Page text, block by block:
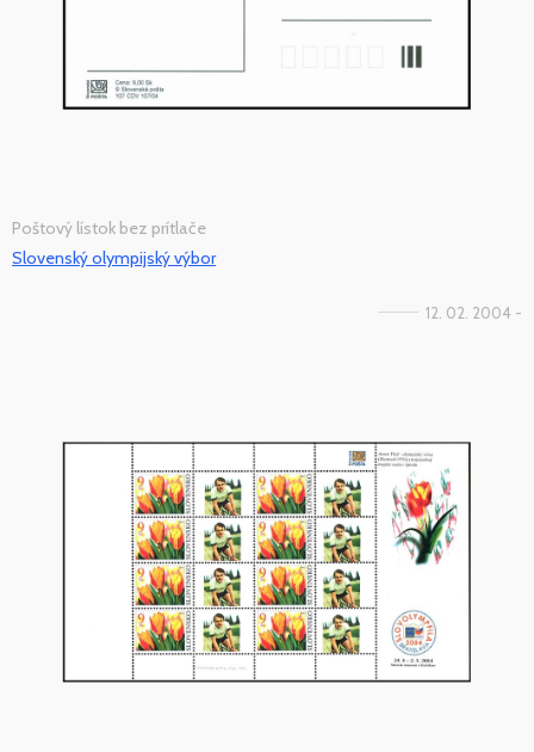
Poštový lístok bez prítlače
Slovenský olympijský výbor
12. 02. 2004 -